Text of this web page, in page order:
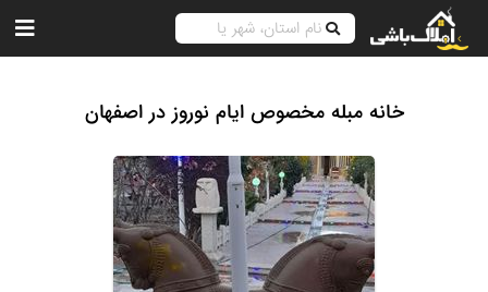
خانه مبله مخصوص ایام نوروز در اصفهان